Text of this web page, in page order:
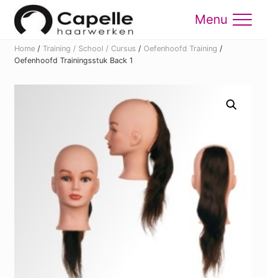
Menu
Skip
content
Skip
Menu
Home / Training / School / Cursus / Oefenhoofd Training /
Oefenhoofd Trainingsstuk Back 1